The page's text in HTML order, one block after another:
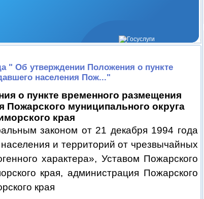
" Об утверждении Положения о пункте
населения Пож..."
о пункте временного размещения
Пожарского муниципального округа
края
законом от 21 декабря 1994 года
и территорий от чрезвычайных
характера», Уставом Пожарского
края, администрация Пожарского
края